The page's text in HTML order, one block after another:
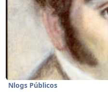
Nlogs Públicos